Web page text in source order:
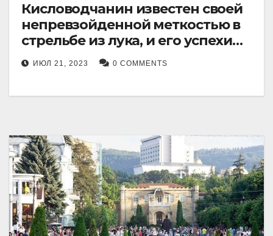
Кисловодчанин известен своей
непревзойденной меткостью в
стрельбе из лука, и его успехи
прославили его в
Ставропольском крае.
ИЮЛ 21, 2023 0 COMMENTS